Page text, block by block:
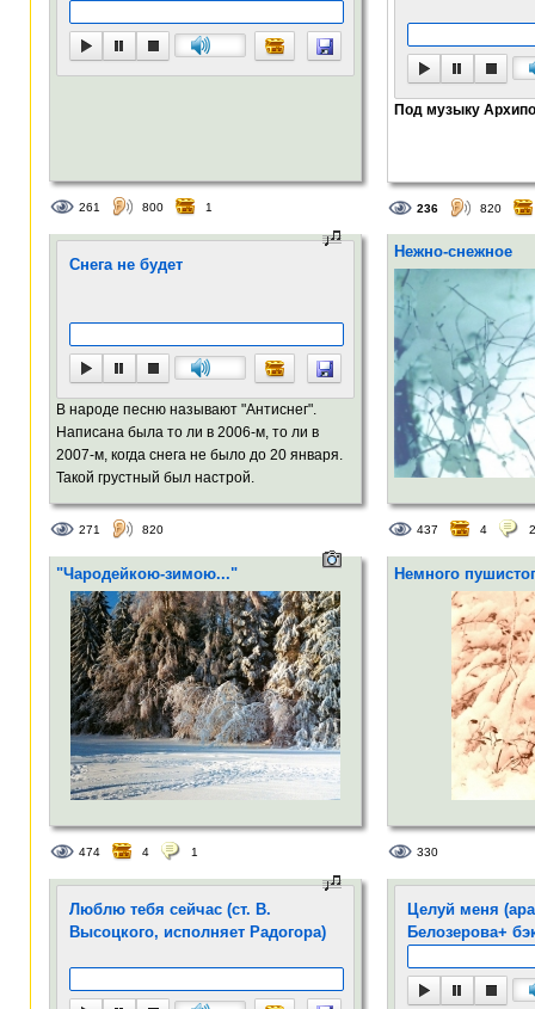
261 800 1
Под музыку
236 820
Снега не будет
В народе песню называют "Антиснег".
Написана была то ли в 2006-м, то ли в
2007-м, когда снега не было до 20 января.
Такой грустный был настрой.
271 820
Нежно-снежное
437 4 2
"Чародейкою-зимою..."
474 4 1
Немного
330
Люблю тебя сейчас (ст. В.
Высоцкого, исполняет Радогора)
Целуй меня
Белозерова+